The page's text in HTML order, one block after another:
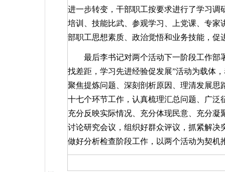
进一步转变，干部职工按要求进行了学习
培训、技能比武、参观学习、上党课、专
部职工思想素质、政治觉悟和业务技能，促
最后李书记对两个活动下一阶段工作部
找差距，学习先进经验促发展”活动为载体
聚焦提炼问题、深刻剖析原因、理清发展
十七个环节工作，认真梳理汇总问题、广
充分反映实际情况、充分体现民意、充分
讨论研究会议，组织好群众评议，抓紧解
做好分析检查阶段工作，以两个活动为契机